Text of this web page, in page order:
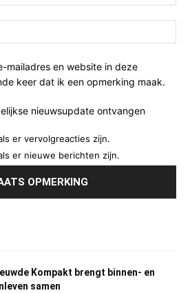
mailadres en website in deze
keer dat ik een opmerking maak.
nieuwsupdate ontvangen
er vervolgreacties zijn.
er nieuwe berichten zijn.
Kompakt brengt binnen- en
samen